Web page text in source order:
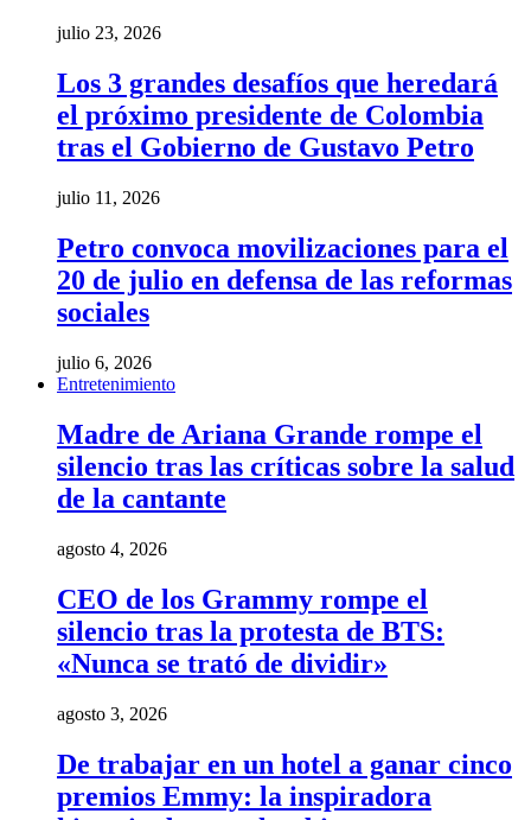
julio 23, 2026
Los 3 grandes desafíos que heredará
el próximo presidente de Colombia
tras el Gobierno de Gustavo Petro
julio 11, 2026
Petro convoca movilizaciones para el
20 de julio en defensa de las reformas
sociales
julio 6, 2026
Entretenimiento
Madre de Ariana Grande rompe el
silencio tras las críticas sobre la salud
de la cantante
agosto 4, 2026
CEO de los Grammy rompe el
silencio tras la protesta de BTS:
«Nunca se trató de dividir»
agosto 3, 2026
De trabajar en un hotel a ganar cinco
premios Emmy: la inspiradora